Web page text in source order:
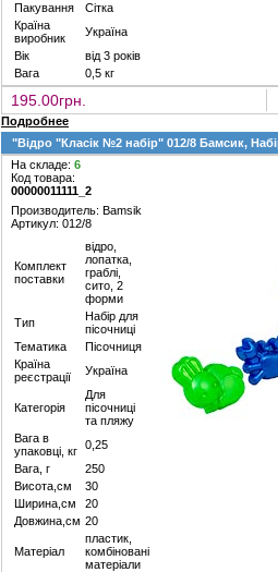
Пакування
Сітка
Країна
виробник
Україна
Вік
від 3 років
Вага
0,5 кг
195.00грн.
Подробнее
"Відро "Класік №2 набір" 012/8 Бамсик,
На складе: 6
Код товара:
00000011111_2
Производитель: Bamsik
Артикул: 012/8
Комплект
поставки
відро,
лопатка,
граблі,
сито, 2
форми
Тип
Набір для
пісочниці
Тематика
Пісочниця
Країна
реєстрації
Україна
Категорія
Для
пісочниці
та пляжу
Вага в
упаковці, кг 0,25
Вага, г
250
Висота,см
30
Ширина,см
20
Довжина,см 20
Матеріал
пластик,
комбіновані
матеріали